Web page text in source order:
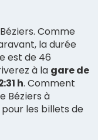
Comme
la durée
est de 46
à la gare de
h. Comment
Béziers à
les billets de